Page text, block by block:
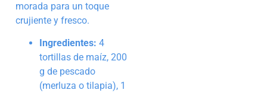
morada para un toque
crujiente y fresco.
Ingredientes: 4
tortillas de maíz, 200
g de pescado
(merluza o tilapia), 1